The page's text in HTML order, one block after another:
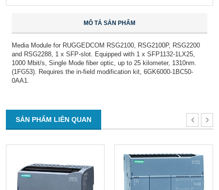
MÔ TẢ SẢN PHẨM
Media Module for RUGGEDCOM RSG2100, RSG2100P, RSG2200
and RSG2288, 1 x SFP-slot. Equipped with 1 x SFP1132-1LX25,
1000 Mbit/s, Single Mode fiber optic, up to 25 kilometer, 1310nm.
(1FG53). Requires the in-field modification kit, 6GK6000-1BC50-
0AA1.
SẢN PHẨM LIÊN QUAN